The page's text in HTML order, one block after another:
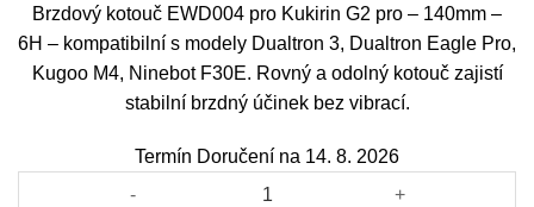
Brzdový kotouč EWD004 pro Kukirin G2 pro – 140mm –
6H – kompatibilní s modely Dualtron 3, Dualtron Eagle Pro,
Kugoo M4, Ninebot F30E. Rovný a odolný kotouč zajistí
stabilní brzdný účinek bez vibrací.
Termín Doručení na 14. 8. 2026
Brake Disc EWD004 for Kukirin G2 pro - 140mm - 6H množství